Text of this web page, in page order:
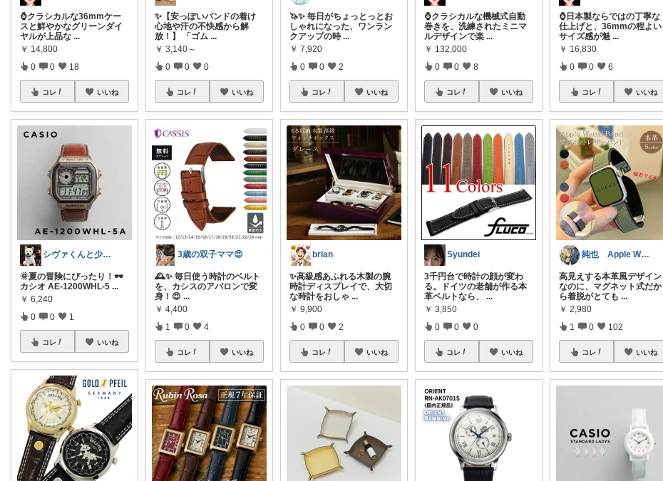
⌚クラシカルな36mmケー
スと鮮やかなグリーンダイ
ヤルが上品な ...
￥ 14,800
0 0 18
コレ いいね
シヴァくんと少佐のROOM
🌞夏の冒険にぴったり！🕶️
カシオ AE‑1200WHL-5 ...
￥ 6,240
0 0 1
コレ いいね
✨【安っぽいバンドの着け
心地や汗の不快感から解
放！】 「ゴム ...
￥ 3,140～
0 0 0
コレ いいね
3歳の双子ママ😍
🕰️✨ 毎日使う時計のベルト
を、カシスのアバロンで変
身！😍...
￥ 4,400
1 0 4
コレ いいね
🦄✨ 毎日がちょっとっとお
しゃれになった、ワンラン
クアップの時 ...
￥ 7,920
0 0 2
コレ いいね
brian
✨高級感あふれる木製の腕
時計ディスプレイで、大切
な時計をおしゃ ...
￥ 9,900
0 0 2
コレ いいね
⌚クラシカルな機械式自動
巻きを、洗練されたミニマ
ルデザインで楽 ...
￥ 132,000
0 0 8
コレ いいね
Syundei
3千円台で時計の顔が変わ
る。ドイツの老舗が作る本
革ベルトなら、
...
￥ 3,850
0 0 0
コレ いいね
⌚日本製ならではの丁寧な
仕上げと、36mmの程よい
サイズ感が魅 ...
￥ 16,830
0 0 6
コレ いいね
純也 Apple Watch関連紹介
高見えする本革風デザイン
なのに、マグネット式だか
ら着脱がとても ...
￥ 2,980
1 0 102
コレ いいね